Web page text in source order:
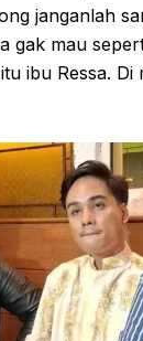
janganlah
gak mau
ibu Ressa. Di